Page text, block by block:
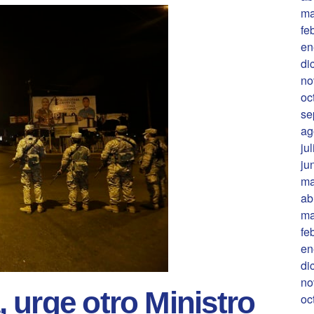
urge otro Ministro